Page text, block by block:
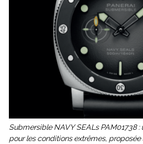
Submersible NAVY SEALs PAM01738
pour les conditions extrêmes, proposée